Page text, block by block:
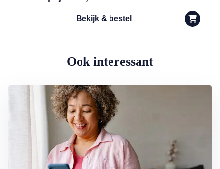
Bekijk & bestel
Ook interessant
Lees meer over Hoe bel ik het snelste mijn bank?